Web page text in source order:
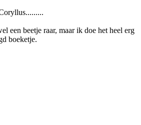
een beetje raar, maar ik doe het heel erg
boeketje.